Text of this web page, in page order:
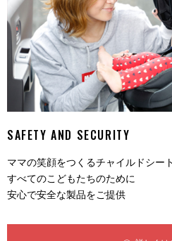
SAFETY AND SECURITY
ママの笑顔をつくるチャイルドシート
すべてのこどもたちのために
安心で安全な製品をご提供